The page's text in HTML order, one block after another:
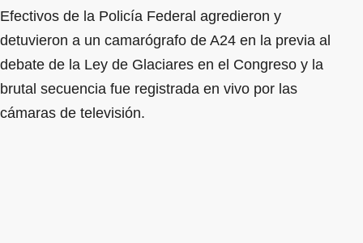
Efectivos de la Policía Federal agredieron y
detuvieron a un camarógrafo de A24 en la previa al
debate de la Ley de Glaciares en el Congreso y la
brutal secuencia fue registrada en vivo por las
cámaras de televisión.